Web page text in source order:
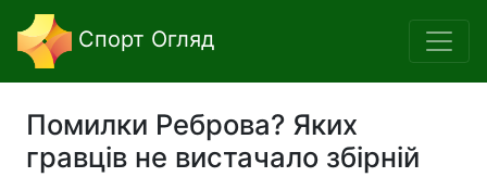
Спорт Огляд
Помилки Реброва? Яких
гравців не вистачало збірній